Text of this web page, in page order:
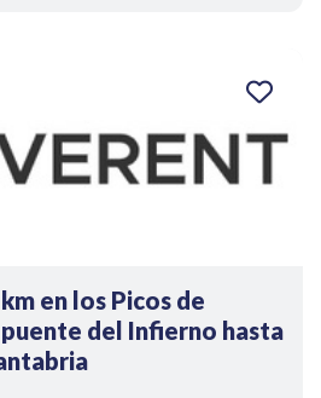
en los Picos de
puente del Infierno hasta